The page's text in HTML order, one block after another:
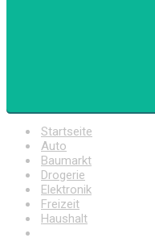
Startseite
Auto
Baumarkt
Drogerie
Elektronik
Freizeit
Haushalt